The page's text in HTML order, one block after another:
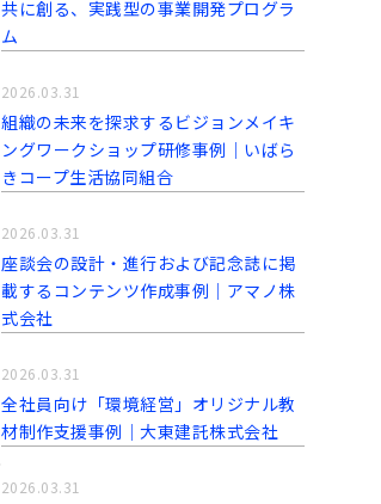
共に創る、実践型の事業開発プログラ
ム
組織の未来を探求するビジョンメイキ
ングワークショップ研修事例│いばら
きコープ生活協同組合
2026.03.31
座談会の設計・進行および記念誌に掲
載するコンテンツ作成事例│アマノ株
式会社
2026.03.31
全社員向け「環境経営」オリジナル教
材制作支援事例│大東建託株式会社
2026.03.31
2026.03.31